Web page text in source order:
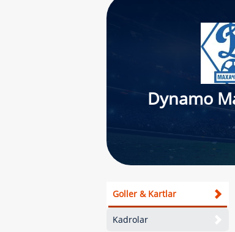
Dynamo
Goller & Kartlar
Kadrolar